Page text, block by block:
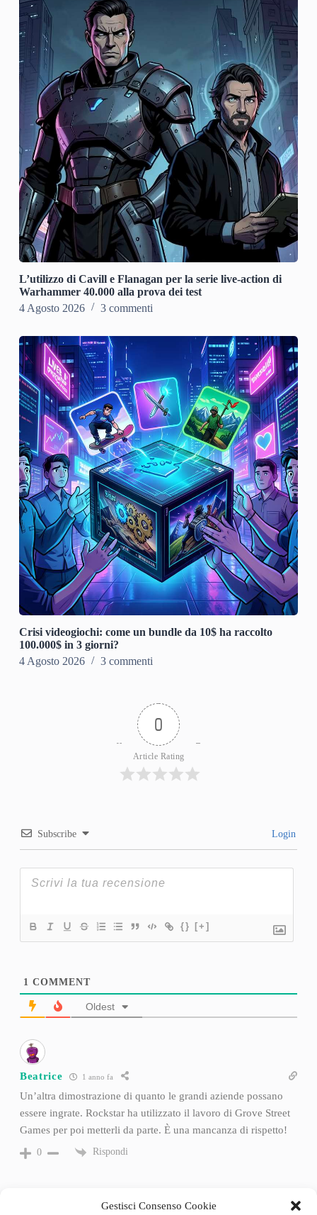
Gestisci Consenso Cookie
L’utilizzo di Cavill e Flanagan per la serie live-action di
Warhammer 40.000 alla prova dei test
4 Agosto 2026
3 commenti
Crisi videogiochi: come un bundle da 10$ ha raccolto
100.000$ in 3 giorni?
4 Agosto 2026
3 commenti
0
Article Rating
Subscribe Login
{} [+]
1 COMMENT
Oldest
Beatrice 1 anno fa
Un’altra dimostrazione di quanto le grandi aziende possano
essere ingrate. Rockstar ha utilizzato il lavoro di Grove Street
Games per poi metterli da parte. È una mancanza di rispetto!
0 Rispondi